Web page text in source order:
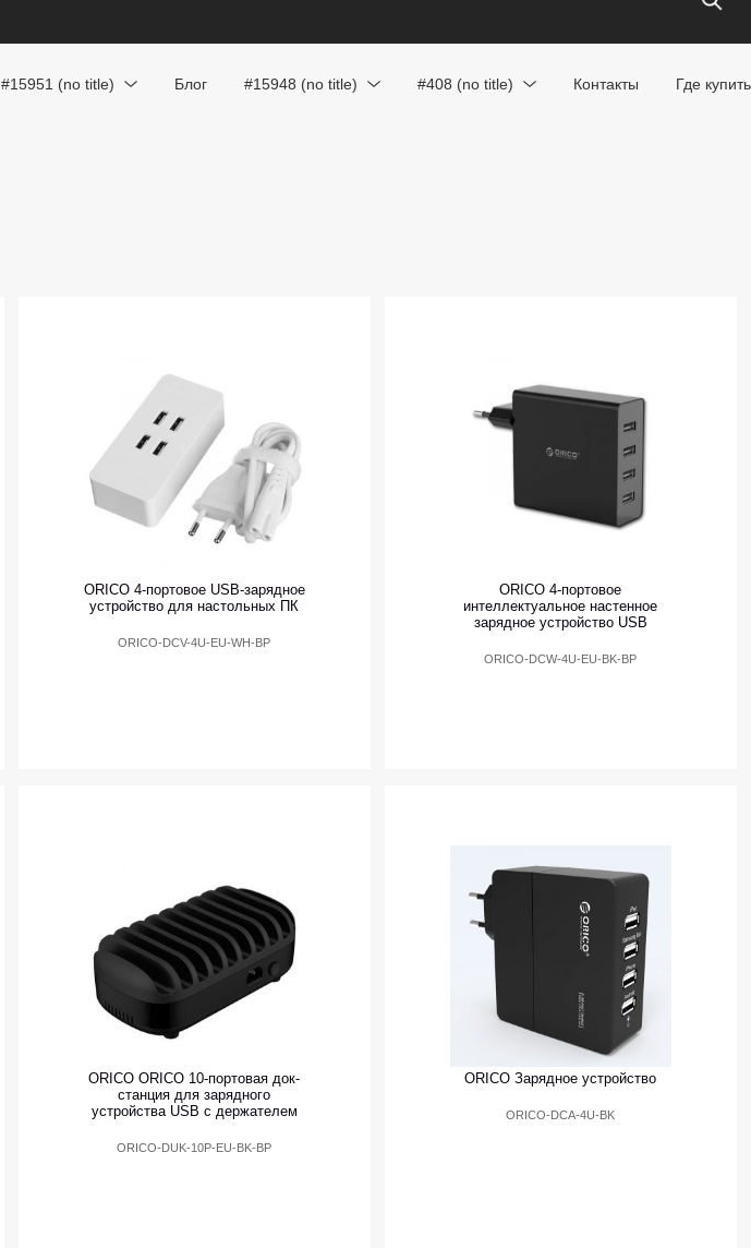
#15951 (no title) Блог #15948 (no title) #408 (no title) Контакты Где купить
ORICO 4-портовое USB-зарядное
устройство для настольных ПК
ORICO-DCV-4U-EU-WH-BP
ORICO 4-портовое
интеллектуальное настенное
зарядное устройство USB
ORICO-DCW-4U-EU-BK-BP
ORICO ORICO 10-портовая док-
станция для зарядного
устройства USB с держателем
ORICO-DUK-10P-EU-BK-BP
ORICO Зарядное устройство
ORICO-DCA-4U-BK